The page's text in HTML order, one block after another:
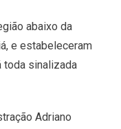
abaixo da
e estabeleceram
toda sinalizada
Adriano